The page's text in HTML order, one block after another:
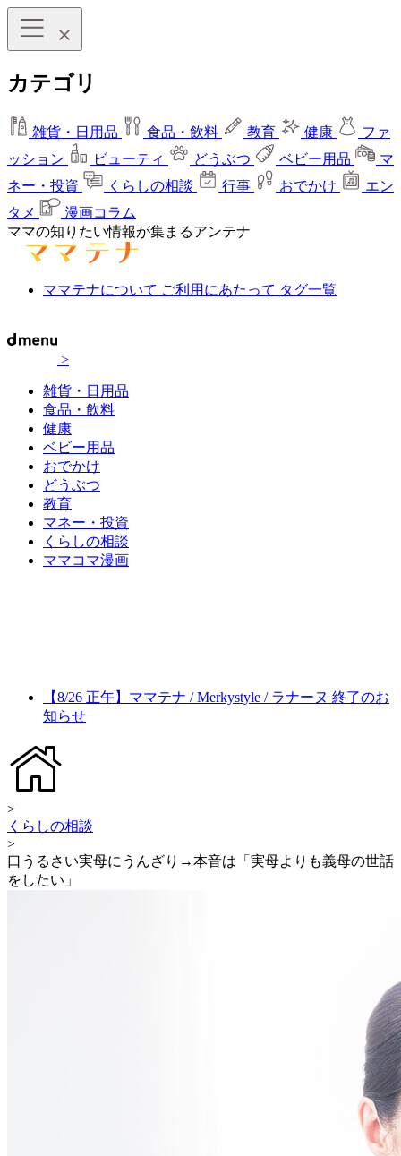
カテゴリ
雑貨・日用品 食品・飲料 教育 健康
ファ
ッション
ビューティ どうぶつ ベビー用品
マ
ネー・投資
くらしの相談 行事 おでかけ
エン
タメ
漫画コラム
ママの知りたい情報が集まるアンテナ
ママテナについて ご利用にあたって タグ一覧
>
雑貨・日用品
食品・飲料
健康
ベビー用品
おでかけ
どうぶつ
教育
マネー・投資
くらしの相談
ママコマ漫画
【8/26 正午】ママテナ / Merkystyle / ラナーヌ 終了のお
知らせ
>
くらしの相談
>
口うるさい実母にうんざり→本音は「実母よりも義母の世話
をしたい」